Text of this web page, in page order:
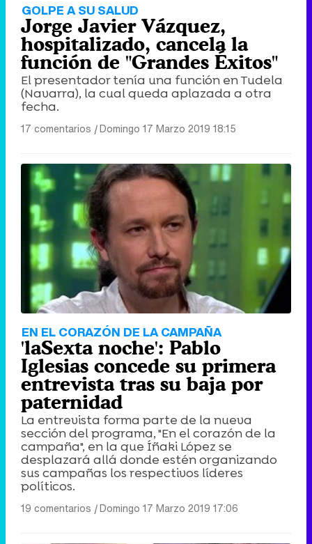
GOLPE A SU SALUD
Jorge Javier Vázquez,
hospitalizado, cancela la
función de "Grandes Éxitos"
El presentador tenía una función en Tudela
(Navarra), la cual queda aplazada a otra
fecha.
17 comentarios |Domingo 17 Marzo 2019 18:15
EN EL CORAZÓN DE LA CAMPAÑA
'laSexta noche': Pablo
Iglesias concede su primera
entrevista tras su baja por
paternidad
La entrevista forma parte de la nueva
sección del programa, "En el corazón de la
campaña", en la que Íñaki López se
desplazará allá donde estén organizando
sus campañas los respectivos líderes
políticos.
19 comentarios |Domingo 17 Marzo 2019 17:06